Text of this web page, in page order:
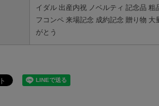
イダル 出産内祝 ノベルティ 記念品 粗
フコンペ 来場記念 成約記念 贈り物 大
がとう